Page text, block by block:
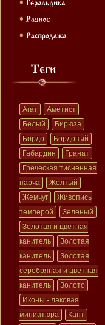
Агат
Аметист
Белый
Бирюза
Бордо
Бордовый
Габардин
Гранат
Греческая тисненная
парча
Желтый
Жемчуг
Живопись
темперой
Зеленый
Золотая и цветная
канитель
Золотая
канитель
Золотая
серебряная и цветная
канитель
Золото
Иконы - лаковая
миниатюра
Кант